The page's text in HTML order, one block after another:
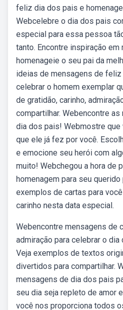
feliz dia dos pais e
Webcelebre o dia dos pais
especial para essa pessoa
tanto. Encontre inspiração
homenageie o seu pai da
ideias de mensagens de
celebrar o homem exemplar
de gratidão, carinho,
compartilhar. Webencontre
dia dos pais! Webmostre que
que ele já fez por você.
e emocione seu herói com
muito! Webchegou a hora de
homenagem para seu querido
exemplos de cartas para
carinho nesta data especial.
Webencontre mensagens de
admiração para celebrar o
Veja exemplos de textos
divertidos para compartilhar.
mensagens de dia dos pais
seu dia seja repleto de amor
você nos proporciona todos